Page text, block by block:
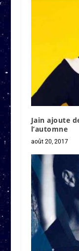
Jain ajoute
l’automne
août 20, 2017